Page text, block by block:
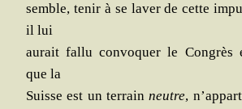
semble, tenir à se laver de cette
il lui
aurait fal­lu convo­quer le Congrès
que la
Suisse est un ter­rainneutre,